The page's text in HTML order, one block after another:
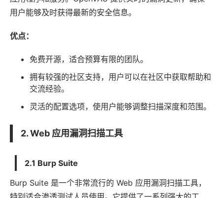
用户能够及时获得最新的安全信息。
优点：
免费开源，适合预算有限的团队。
拥有较强的社区支持，用户可以在社区中获取帮助和
交流经验。
灵活的配置选项，使用户能够调整扫描深度和范围。
2. Web 应用漏洞扫描工具
2.1 Burp Suite
Burp Suite 是一个非常流行的 Web 应用漏洞扫描工具，